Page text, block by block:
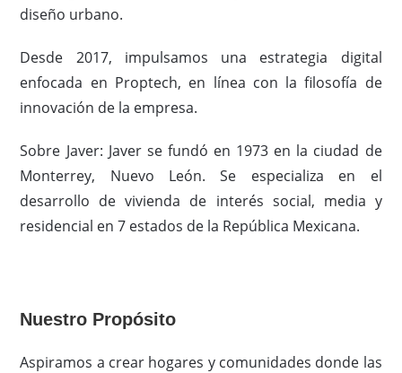
diseño urbano.
Desde 2017, impulsamos una estrategia digital
enfocada en Proptech, en línea con la filosofía de
innovación de la empresa.
Sobre Javer: Javer se fundó en 1973 en la ciudad de
Monterrey, Nuevo León. Se especializa en el
desarrollo de vivienda de interés social, media y
residencial en 7 estados de la República Mexicana.
Nuestro Propósito
Aspiramos a crear hogares y comunidades donde las